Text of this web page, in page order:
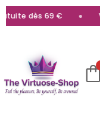
dès 69 €